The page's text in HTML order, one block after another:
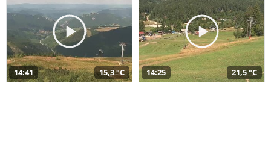
14:41 15,3 °C 14:25 21,5 °C